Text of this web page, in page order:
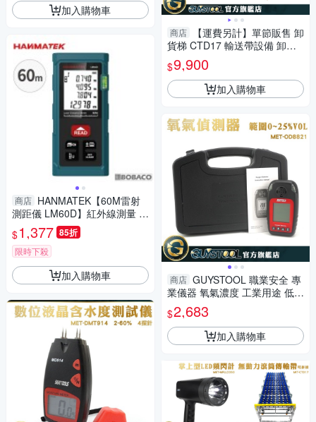
加入購物車
商店 HANMATEK【60M雷射
測距儀 LM60D】紅外線測量 雷
射尺 電子尺 量距機 裝潢建築工
程
$1,377 85折
限時下殺
加入購物車
商店
【運費另計】單節販售 卸
貨梯 CTD17 輸送帶設備 卸貨
省力 輸送設備 流水線輸送 無動
力滾筒傳送帶
$9,900
加入購物車
商店 GUYSTOOL 職業安全 專
業儀器 氧氣濃度 工業用途 低量
警報 氧氣含量 MET-OD8821
$2,683
加入購物車